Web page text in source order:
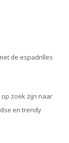
de espadrilles
zoek zijn naar
en trendy